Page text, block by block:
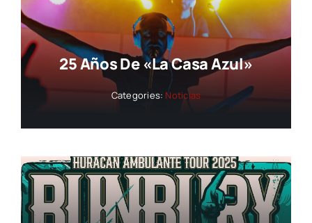
25 Años De «La Casa Azul»
Categories: Noticias